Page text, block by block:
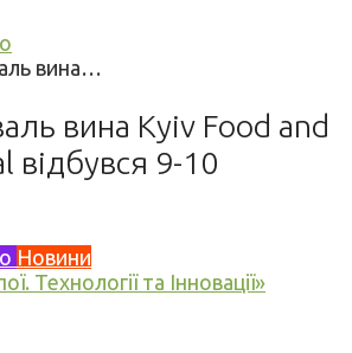
вина…
вина Kyiv Food and
відбувся 9-10
Новини
Технології та Інновації»